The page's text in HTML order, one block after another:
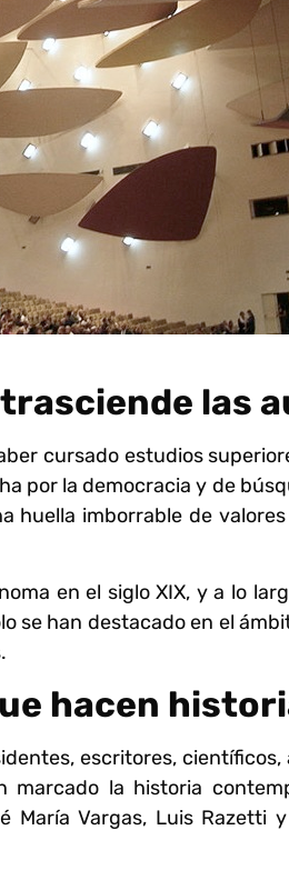
las
cursado estudios
por la democracia y de
huella imborrable de
en el siglo XIX, y a lo
se han destacado en el
hacen
escritores,
la historia
María Vargas, Luis Razetti